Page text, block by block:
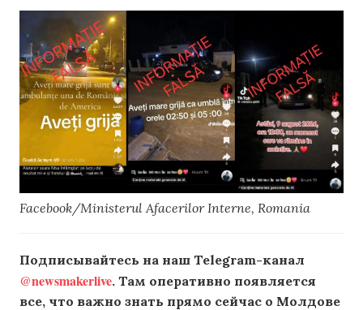
Facebook/Ministerul Afacerilor Interne, Romania
Подписывайтесь на наш Telegram-канал
@newsmakerlive. Там оперативно появляется
все, что важно знать прямо сейчас о Молдове